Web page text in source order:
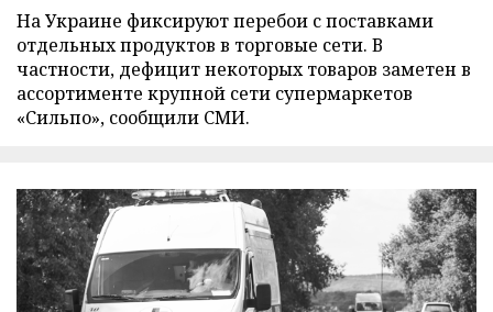
На Украине фиксируют перебои с поставками
отдельных продуктов в торговые сети. В
частности, дефицит некоторых товаров заметен в
ассортименте крупной сети супермаркетов
«Сильпо», сообщили СМИ.